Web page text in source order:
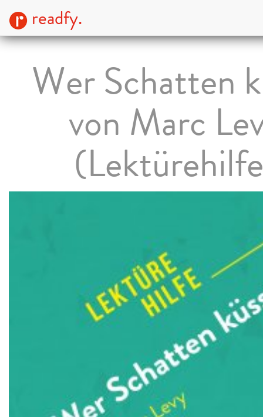
readfy.
Wer Schatten
von Marc